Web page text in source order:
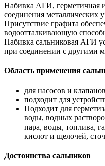
Набивка АГИ, герметичная
соединения металлических
Присутствие графита
водоотталкивающую
Набивка сальниковая АГИ
при соединении с другими
Область применения
для насосов и клапанов
подходит для
Подходит для
воды, водных
пара, воды, топлива,
кислот и щелочей,
Достоинства сальников